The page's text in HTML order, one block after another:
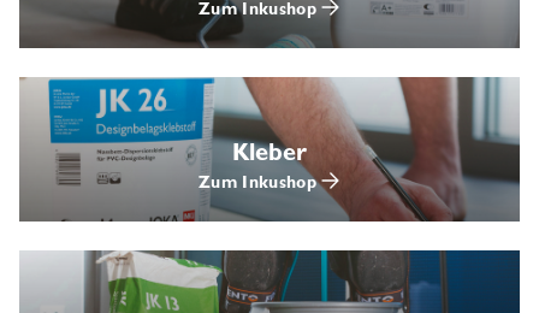
Zum Inkushop
Kleber
Zum Inkushop